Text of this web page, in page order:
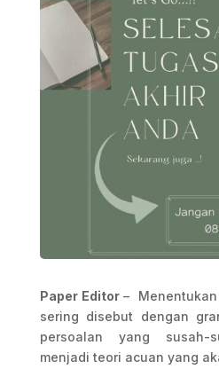
Paper Editor– Menentukan
sering disebut dengan
persoalan yang susah-
menjadi teori acuan yang